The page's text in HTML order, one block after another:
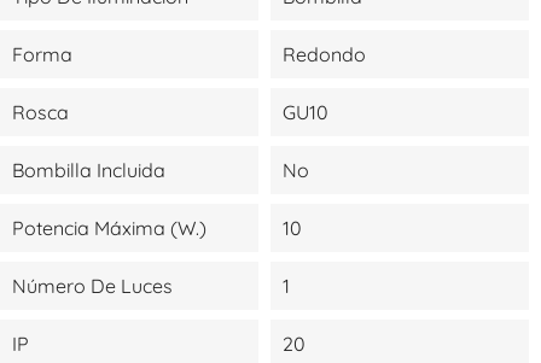
Forma Redondo
Rosca GU10
Bombilla Incluida No
Potencia Máxima (W.) 10
Número De Luces 1
IP 20